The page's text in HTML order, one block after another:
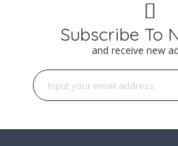
Subscribe To
and receive new